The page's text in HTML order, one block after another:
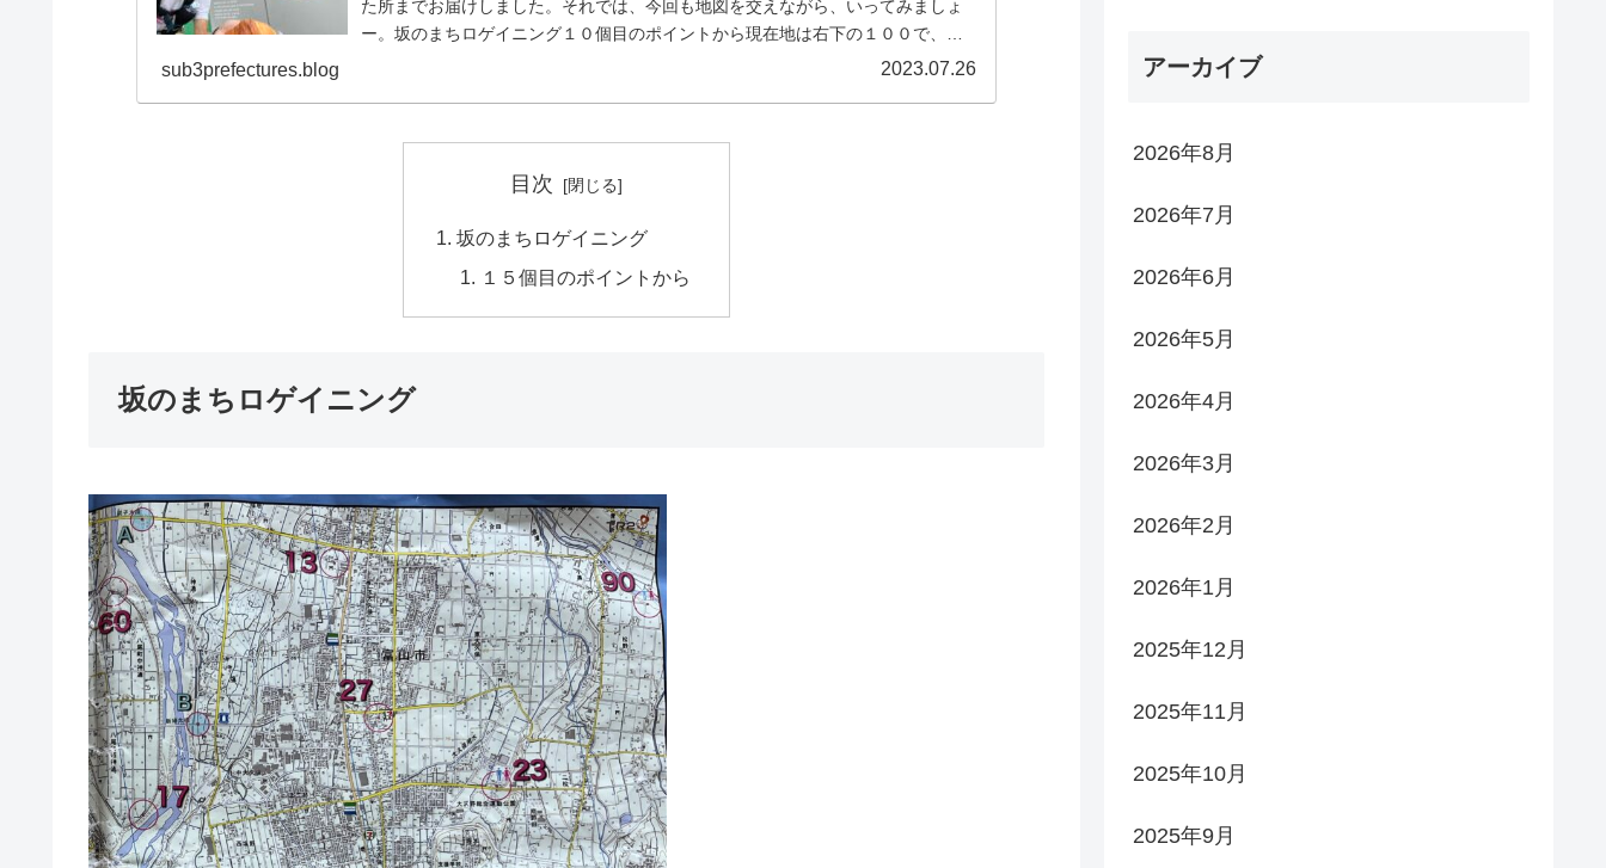
た所までお届けしました。それでは、今回も地図を交えながら、いってみましょ
ー。坂のまちロゲイニング１０個目のポイントから現在地は右下の１００で、山
sub3prefectures.blog 2023.07.26
目次
坂のまちロゲイニング
１５個目のポイントから
坂のまちロゲイニング
アーカイブ
2026年8月
2026年7月
2026年6月
2026年5月
2026年4月
2026年3月
2026年2月
2026年1月
2025年12月
2025年11月
2025年10月
2025年9月